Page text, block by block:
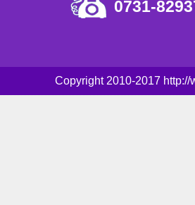
0731-
Copyright 2010-2017